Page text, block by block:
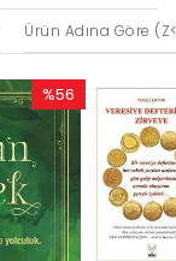
Ürün Adına Göre
%56
İndirim
%56İndirim